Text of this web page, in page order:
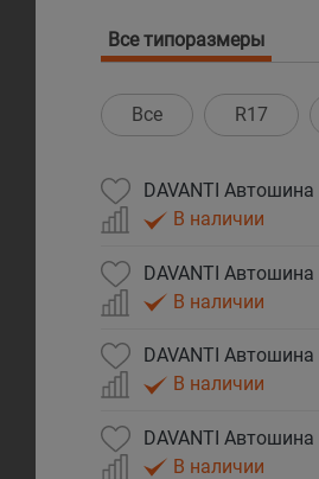
Все типоразмеры
Все R17
DAVANTI Автошина
В наличии
DAVANTI Автошина
В наличии
DAVANTI Автошина
В наличии
В наличии